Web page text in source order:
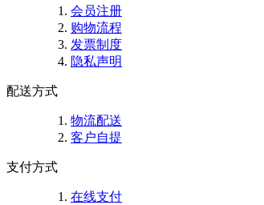
会员注册
购物流程
发票制度
隐私声明
配送方式
物流配送
客户自提
支付方式
在线支付